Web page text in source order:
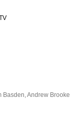
Basden,Andrew Brooke